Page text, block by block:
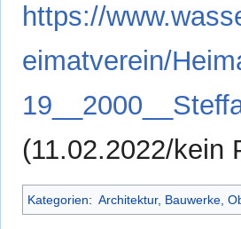
https://
eimatverein/
(11.02.2022/kein
Kategorien: Architektur, Bauwerke,